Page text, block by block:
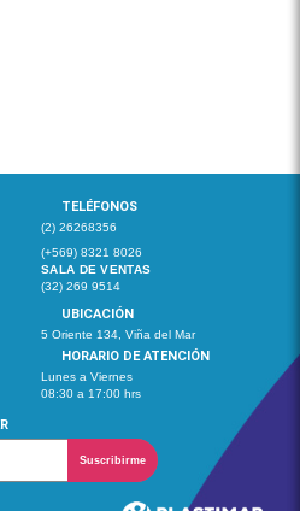
TELÉFONOS
(2) 26268356
(+569) 8321 8026
SALA DE VENTAS
(32) 269 9514
UBICACIÓN
5 Oriente 134, Viña del Mar
HORARIO DE ATENCIÓN
Lunes a Viernes
08:30 a 17:00 hrs
Suscribirme